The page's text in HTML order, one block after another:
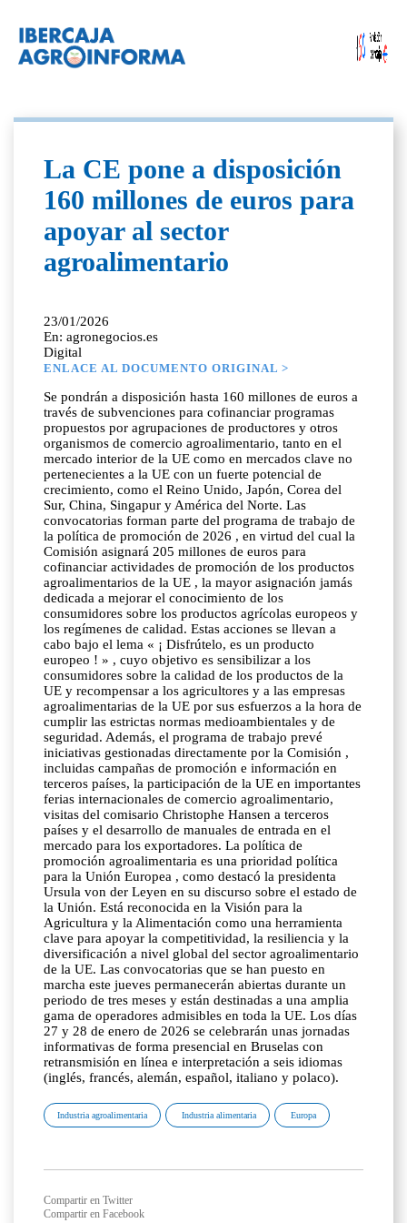
La CE pone a disposición
160 millones de euros para
apoyar al sector
agroalimentario
23/01/2026
En: agronegocios.es
Digital
ENLACE AL DOCUMENTO ORIGINAL >
Se pondrán a disposición hasta 160 millones de euros a
través de subvenciones para cofinanciar programas
propuestos por agrupaciones de productores y otros
organismos de comercio agroalimentario, tanto en el
mercado interior de la UE como en mercados clave no
pertenecientes a la UE con un fuerte potencial de
crecimiento, como el Reino Unido, Japón, Corea del
Sur, China, Singapur y América del Norte. Las
convocatorias forman parte del programa de trabajo de
la política de promoción de 2026 , en virtud del cual la
Comisión asignará 205 millones de euros para
cofinanciar actividades de promoción de los productos
agroalimentarios de la UE , la mayor asignación jamás
dedicada a mejorar el conocimiento de los
consumidores sobre los productos agrícolas europeos y
los regímenes de calidad. Estas acciones se llevan a
cabo bajo el lema « ¡ Disfrútelo, es un producto
europeo ! » , cuyo objetivo es sensibilizar a los
consumidores sobre la calidad de los productos de la
UE y recompensar a los agricultores y a las empresas
agroalimentarias de la UE por sus esfuerzos a la hora de
cumplir las estrictas normas medioambientales y de
seguridad. Además, el programa de trabajo prevé
iniciativas gestionadas directamente por la Comisión ,
incluidas campañas de promoción e información en
terceros países, la participación de la UE en importantes
ferias internacionales de comercio agroalimentario,
visitas del comisario Christophe Hansen a terceros
países y el desarrollo de manuales de entrada en el
mercado para los exportadores. La política de
promoción agroalimentaria es una prioridad política
para la Unión Europea , como destacó la presidenta
Ursula von der Leyen en su discurso sobre el estado de
la Unión. Está reconocida en la Visión para la
Agricultura y la Alimentación como una herramienta
clave para apoyar la competitividad, la resiliencia y la
diversificación a nivel global del sector agroalimentario
de la UE. Las convocatorias que se han puesto en
marcha este jueves permanecerán abiertas durante un
periodo de tres meses y están destinadas a una amplia
gama de operadores admisibles en toda la UE. Los días
27 y 28 de enero de 2026 se celebrarán unas jornadas
informativas de forma presencial en Bruselas con
retransmisión en línea e interpretación a seis idiomas
(inglés, francés, alemán, español, italiano y polaco).
Industria agroalimentaria Industria alimentaria Europa
Compartir en Twitter
Compartir en Facebook